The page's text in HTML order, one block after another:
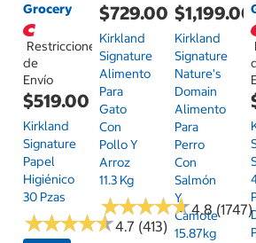
Grocery
Restricciones
de
Envío
$519.00
Kirkland
Signature
Papel
Higiénico
30 Pzas
★★★★★
★★★★★4.7 (413)
$729.00
Kirkland
Signature
Alimento
Para
Gato
Con
Pollo Y
Arroz
11.3 Kg
★★★★★
★★★★★4.8 (1747)
$1,199.00
Kirkland
Signature
Nature's
Domain
Alimento
Para
Perro
Con
Salmón
Y
Camote
15.87kg